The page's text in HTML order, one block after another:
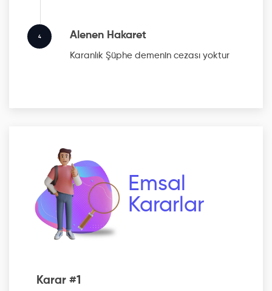
4 Alenen Hakaret
Karanlık Şüphe demenin cezası yoktur
Emsal
Kararlar
Karar #1